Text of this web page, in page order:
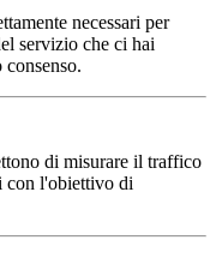
necessari per
servizio che ci hai
di misurare il traffico
con l'obiettivo di